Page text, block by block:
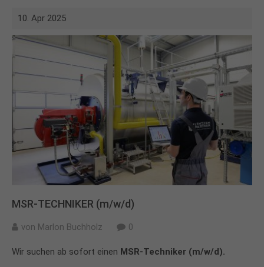
10. Apr 2025
MSR-TECHNIKER (m/w/d)
von Marlon Buchholz 0
Wir suchen ab sofort einen MSR-Techniker (m/w/d).